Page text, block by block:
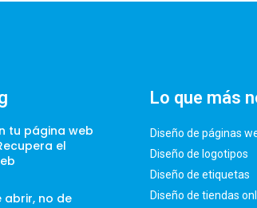
tu página web
el
abrir, no de
Lo que más
Diseño de páginas
Diseño de logotipos
Diseño de etiquetas
Diseño de tiendas